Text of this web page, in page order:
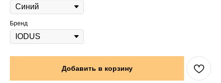
Бренд
Добавить в корзину